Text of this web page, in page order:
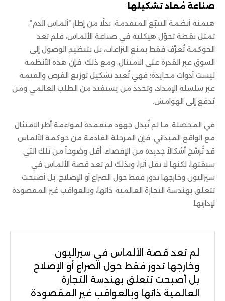
صناعة مُعاد تشكيلها
هيمنة أنظمة التتبّع المتقدمة، بدلًا من إطار “ألماس الدم”،
تمثل نقطة تحوّل هيكلية في صناعة الألماس، فلم تعد
الحوكمة تُعرَّف فقط بمنع النزاعات، بل بتنظيم الوصول إلى
السوق عبر القدرة على الامتثال، ومع ذلك، فإن هذه الأنظمة
ليست أدوات محايدة؛ فهي تُعيد تشكيل توزيع الفرص والقيمة
عبر سلسلة الإمداد، وتحدد من يستفيد من الطلب العالمي ومن
يُدفع إلى الهوامش.
في المحصلة، ما لم تُبذل جهود متعمدة لمواءمة أطر الامتثال
مع الواقع الميداني، فإن المرحلة القادمة من حوكمة الألماس
قد تُرسّخ أشكالاً جديدة من الإقصاء، أقل وضوحاً من تلك التي
سبقتها، لكنها لا تقل أثرا، وبذلك لم تعد قصة الألماس في
سيراليون وخارجها تدور فقط حول الصراع أو الإصلاح، بل أصبحت
تتعلق بهندسة التجارة العالمية ذاتها، وبالعواقب غير المقصودة
لإدارتها.
لم تعد قصة الألماس في سيراليون
وخارجها تدور فقط حول الصراع أو الإصلاح
بل أصبحت تتعلق بهندسة التجارة
العالمية ذاتها وبالعواقب غير المقصودة